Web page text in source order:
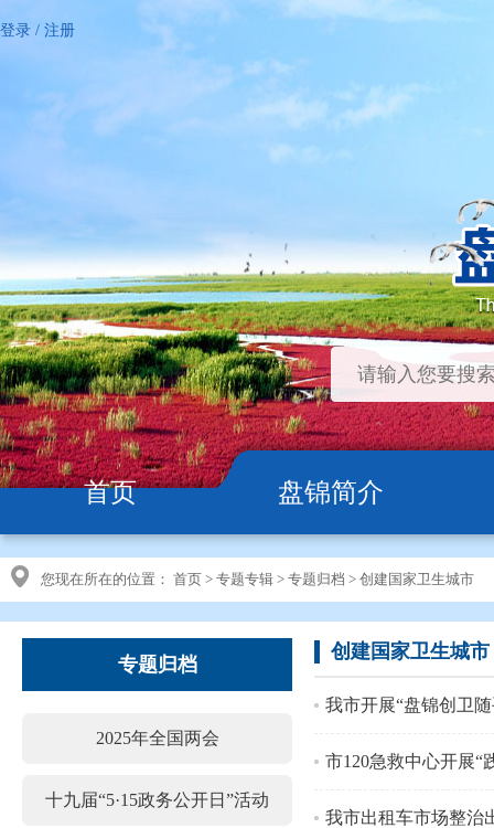
登录 / 注册
首页 盘锦简介
您现在所在的位置： 首页 > 专题专辑 > 专题归档 > 创建国家卫生城市
专题归档
2025年全国两会
十九届“5·15政务公开日”活动
创建国家卫生城市
我市开展“盘锦创卫
市120急救中心开展“
我市出租车市场整治